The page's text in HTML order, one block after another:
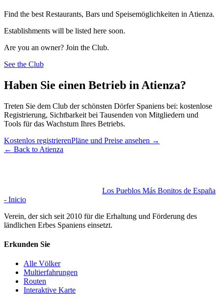
Find the best Restaurants, Bars und Speisemöglichkeiten in Atienza.
Establishments will be listed here soon.
Are you an owner? Join the Club.
See the Club
Haben Sie einen Betrieb in Atienza?
Treten Sie dem Club der schönsten Dörfer Spaniens bei: kostenlose
Registrierung, Sichtbarkeit bei Tausenden von Mitgliedern und
Tools für das Wachstum Ihres Betriebs.
Kostenlos registrierenPläne und Preise ansehen →
← Back to Atienza
Los Pueblos Más Bonitos de España
- Inicio
Verein, der sich seit 2010 für die Erhaltung und Förderung des
ländlichen Erbes Spaniens einsetzt.
Erkunden Sie
Alle Völker
Multierfahrungen
Routen
Interaktive Karte